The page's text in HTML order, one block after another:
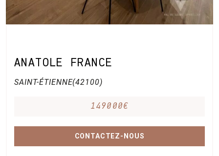
ANATOLE FRANCE
SAINT-ÉTIENNE(42100)
149000€
CONTACTEZ-NOUS